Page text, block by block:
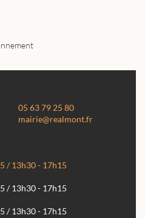
05 63 79 25 80
mairie@realmont.fr
/ 13h30 - 17h15
/ 13h30 - 17h15
/ 13h30 - 17h15